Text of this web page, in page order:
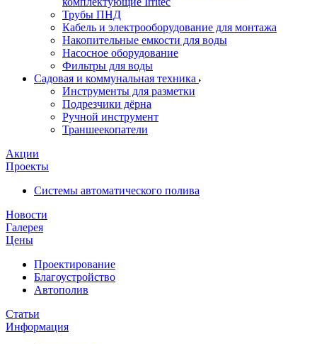
Трубы ПНД
Кабель и электрооборудование для монтажа
Накопительные емкости для воды
Насосное оборудование
Фильтры для воды
Садовая и коммунальная техника
Инструменты для разметки
Подрезчики дёрна
Ручной инструмент
Траншеекопатели
Акции
Проекты
Системы автоматического полива
Новости
Галерея
Цены
Проектирование
Благоустройство
Автополив
Статьи
Информация